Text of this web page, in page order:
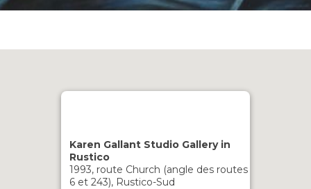
Karen Gallant Studio Gallery in
Rustico
1993, route Church (angle des routes
6 et 243), Rustico-Sud